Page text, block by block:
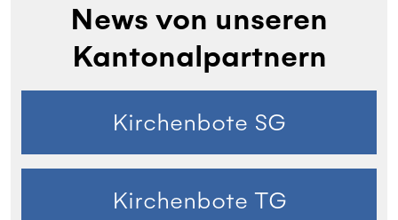
News von unseren
Kantonalpartnern
Kirchenbote SG
Kirchenbote TG